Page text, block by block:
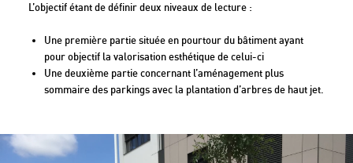
L’objectif étant de définir deux niveaux de lecture :
Une première partie située en pourtour du bâtiment ayant
pour objectif la valorisation esthétique de celui-ci
Une deuxième partie concernant l’aménagement plus
sommaire des parkings avec la plantation d’arbres de haut jet.